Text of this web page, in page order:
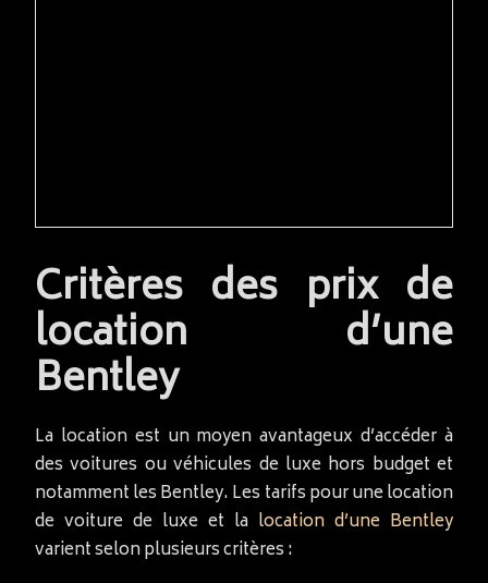
Critères des prix de
location d’une
Bentley
La location est un moyen avantageux d’accéder à
des voitures ou véhicules de luxe hors budget et
notamment les Bentley. Les tarifs pour une location
de voiture de luxe et la location d’une Bentley
varient selon plusieurs critères :